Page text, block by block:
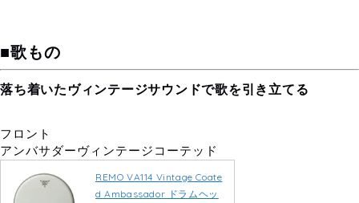
■歌もの
落ち着いたヴィンテージサウンドで歌を引き立てる
フロント
アンバサダーヴィンテージコーテッド
REMO VA114 Vintage Coate
d Ambassador ドラムヘッ